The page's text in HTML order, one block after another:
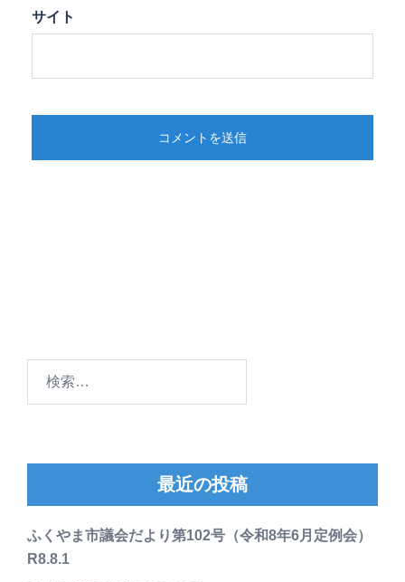
サイト
最近の投稿
ふくやま市議会だより第102号（令和8年6月定例会）
R8.8.1